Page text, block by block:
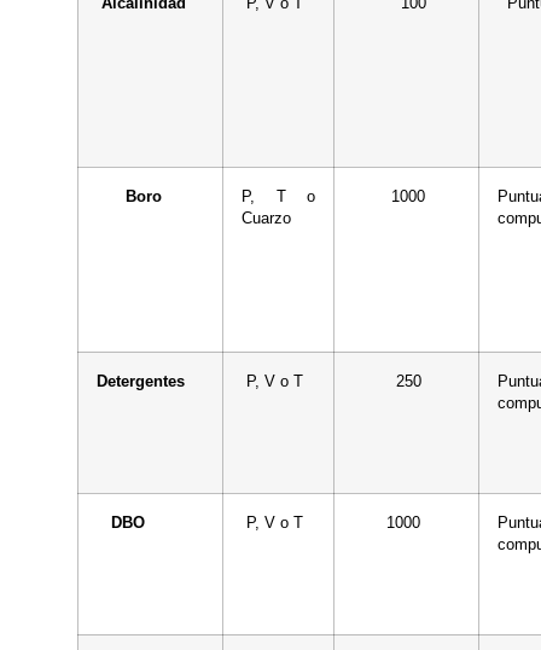
Alcalinidad P, V o T 100
Boro
P, T o
Cuarzo
1000
Detergentes P, V o T 250
DBO P, V o T 1000